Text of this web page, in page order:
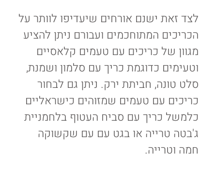
לצד זאת ישנם אורחים שיעדיפו לוותר על
הכריכים המתוחכמים ועבורם ניתן להציע
מגוון של כריכים עם טעמים קלאסיים
וטעימים כדוגמת כריך עם סלמון ושמנת,
סלט טונה, חביתת ירק. ניתן גם לבחור
כריכים עם טעמים שמזוהים כישראליים
כלמשל כריך עם סביח העטוף בלחמניית
ג'בטה טרייה או בגט עם עם שקשוקה
חמה וטרייה.